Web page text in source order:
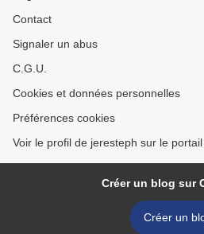
Contact
Signaler un abus
C.G.U.
Cookies et données personnelles
Préférences cookies
Voir le profil de jeresteph sur le
Créer un blog sur
Créer un